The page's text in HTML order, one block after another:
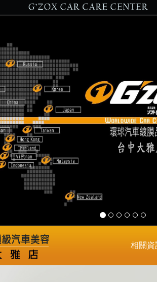
相關資